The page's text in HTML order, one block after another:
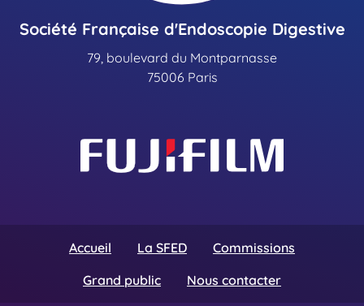
Société Française d'Endoscopie Digestive
79, boulevard du Montparnasse
75006 Paris
Accueil La SFED
Commissions
Grand public
Nous contacter